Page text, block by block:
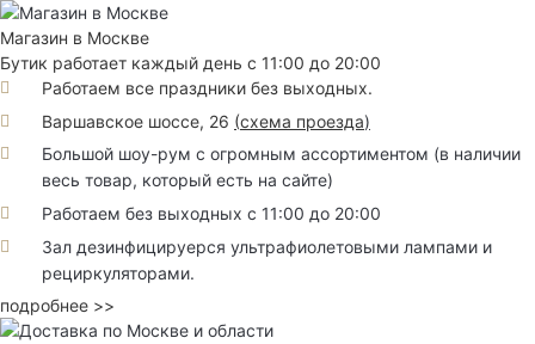
Магазин в Москве
Бутик работает каждый день с 11:00 до 20:00
Работаем все праздники без выходных.
Варшавское шоссе, 26 (схема проезда)
Большой шоу-рум с огромным ассортиментом (в наличии
весь товар, который есть на сайте)
Работаем без выходных с 11:00 до 20:00
Зал дезинфицируерся ультрафиолетовыми лампами и
рециркуляторами.
подробнее >>